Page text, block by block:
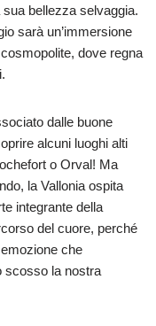
sua bellezza selvaggia.
sarà un’immersione
dove regna
dalle buone
alcuni luoghi alti
o Orval! Ma
la Vallonia ospita
integrante della
del cuore, perché
che
scosso la nostra